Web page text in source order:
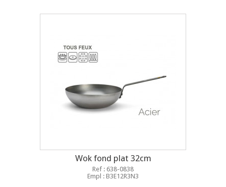
Wok fond plat 32cm
Ref : 638-0838
Empl : B3E12R3N3